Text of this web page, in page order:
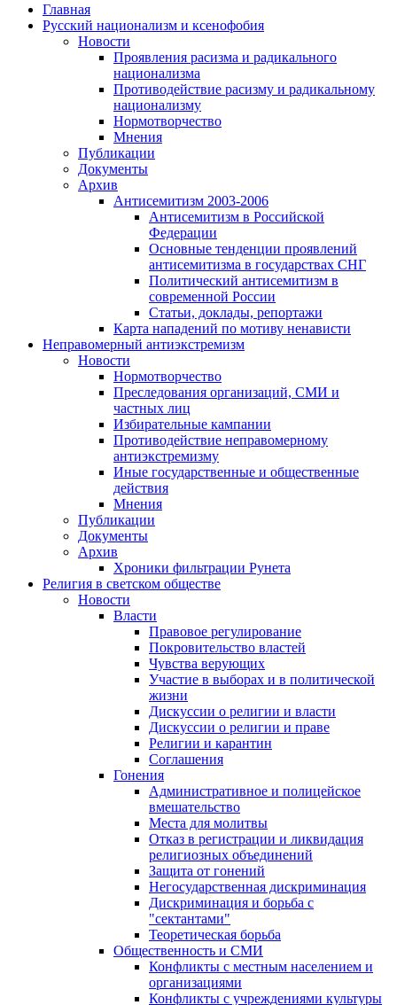
Главная
Русский национализм и ксенофобия
Новости
Проявления расизма и радикального
национализма
Противодействие расизму и радикальному
национализму
Нормотворчество
Мнения
Публикации
Документы
Архив
Антисемитизм 2003-2006
Антисемитизм в Российской
Федерации
Основные тенденции проявлений
антисемитизма в государствах СНГ
Политический антисемитизм в
современной России
Статьи, доклады, репортажи
Карта нападений по мотиву ненависти
Неправомерный антиэкстремизм
Новости
Нормотворчество
Преследования организаций, СМИ и
частных лиц
Избирательные кампании
Противодействие неправомерному
антиэкстремизму
Иные государственные и общественные
действия
Мнения
Публикации
Документы
Архив
Хроники фильтрации Рунета
Религия в светском обществе
Новости
Власти
Правовое регулирование
Покровительство властей
Чувства верующих
Участие в выборах и в политической
жизни
Дискуссии о религии и власти
Дискуссии о религии и праве
Религии и карантин
Соглашения
Гонения
Административное и полицейское
вмешательство
Места для молитвы
Отказ в регистрации и ликвидация
религиозных объединений
Защита от гонений
Негосударственная дискриминация
Дискриминация и борьба с
"сектантами"
Теоретическая борьба
Общественность и СМИ
Конфликты с местным населением и
организациями
Конфликты с учреждениями культуры